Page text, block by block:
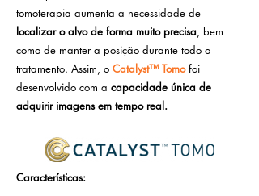
tomoterapia aumenta a necessidade de
localizar o alvo de forma muito precisa, bem
como de manter a posição durante todo o
tratamento. Assim, o Catalyst™ Tomofoi
desenvolvido com a capacidade única de
adquirir imagens em tempo real.
Características: